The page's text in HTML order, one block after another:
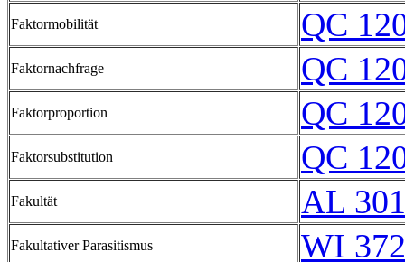
Faktormobilität QC
Faktornachfrage QC
Faktorproportion QC
Faktorsubstitution QC
Fakultät AL
Fakultativer Parasitismus WI